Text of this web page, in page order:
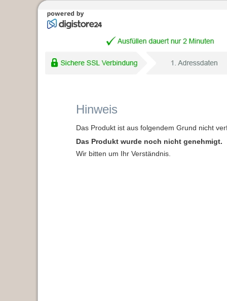
Hinweis
Das Produkt ist aus folgendem Grund nicht
Das Produkt wurde noch nicht genehmigt.
Wir bitten um Ihr Verständnis.